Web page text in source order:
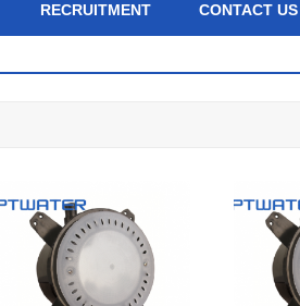
RECRUITMENT CONTACT US